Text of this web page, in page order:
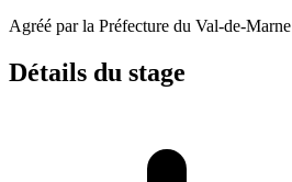
Agréé par la Préfecture du Val-de-Marne
Détails du stage